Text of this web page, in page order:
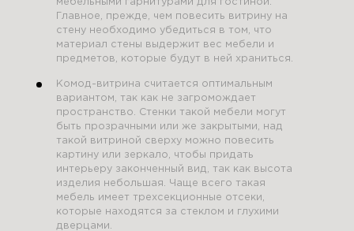
Главное, прежде, чем повесить витрину на
стену необходимо убедиться в том, что
материал стены выдержит вес мебели и
предметов, которые будут в ней храниться.
Комод-витрина считается оптимальным
вариантом, так как не загромождает
пространство. Стенки такой мебели могут
быть прозрачными или же закрытыми, над
такой витриной сверху можно повесить
картину или зеркало, чтобы придать
интерьеру законченный вид, так как высота
изделия небольшая. Чаще всего такая
мебель имеет трехсекционные отсеки,
которые находятся за стеклом и глухими
дверцами.